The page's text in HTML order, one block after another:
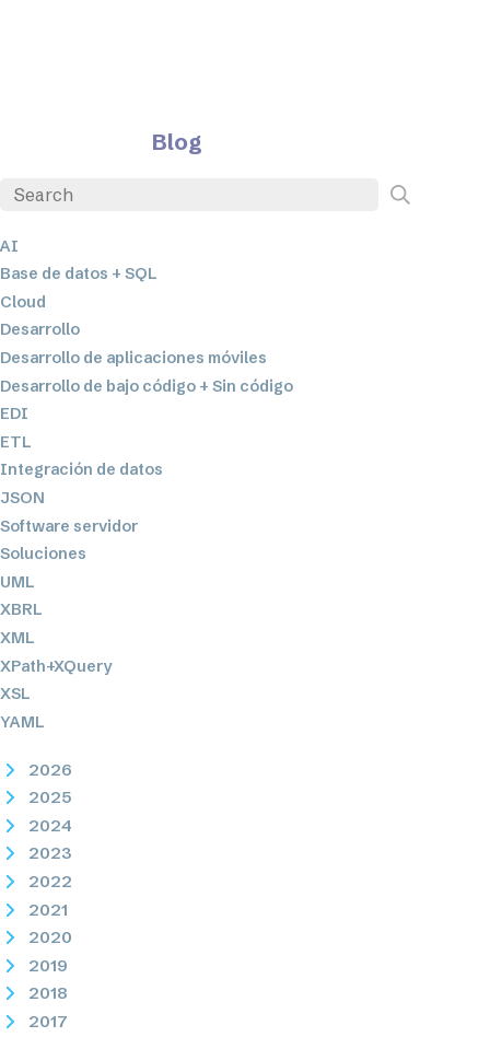
Blog
AI
Base de datos + SQL
Cloud
Desarrollo
Desarrollo de aplicaciones móviles
Desarrollo de bajo código + Sin código
EDI
ETL
Integración de datos
JSON
Software servidor
Soluciones
UML
XBRL
XML
XPath+XQuery
XSL
YAML
2026
2025
2024
2023
2022
2021
2020
2019
2018
2017